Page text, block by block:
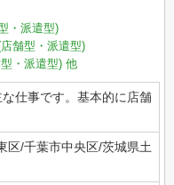
・派遣型)
舗型・派遣型)
・派遣型) 他
仕事です。基本的に店舗
区/千葉市中央区/茨城県土